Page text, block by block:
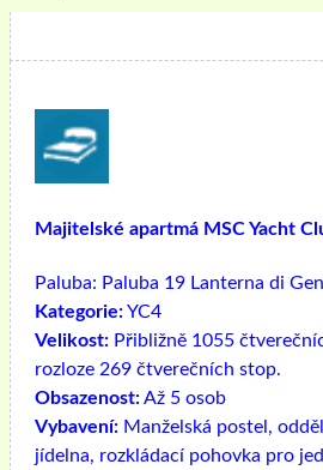
Majitelské apartmá MSC Yacht
Paluba: Paluba 19 Lanterna di
Kategorie:YC4
Velikost: Přibližně 1055
rozloze 269 čtverečních stop.
Obsazenost:Až 5 osob
Vybavení: Manželská postel,
jídelna, rozkládací pohovka pro